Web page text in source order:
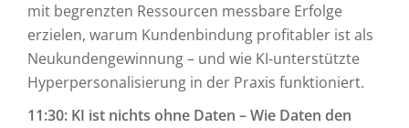
mit begrenzten Ressourcen messbare Erfolge
erzielen, warum Kundenbindung profitabler ist als
Neukundengewinnung – und wie KI-unterstützte
Hyperpersonalisierung in der Praxis funktioniert.
11:30: KI ist nichts ohne Daten – Wie Daten den